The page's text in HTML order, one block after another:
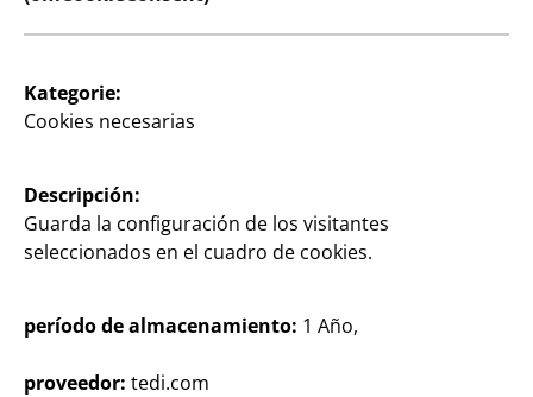
Colores pastel o llamativos, aprox. 3,5 m de largo,
1 €
Ver los horarios de
apertura de su tienda
Cambiar tienda
Kategorie:
Cookies necesarias
Descripción:
Guarda la configuración de los visitantes
seleccionados en el cuadro de cookies.
período de almacenamiento: 1 Año,
proveedor: tedi.com